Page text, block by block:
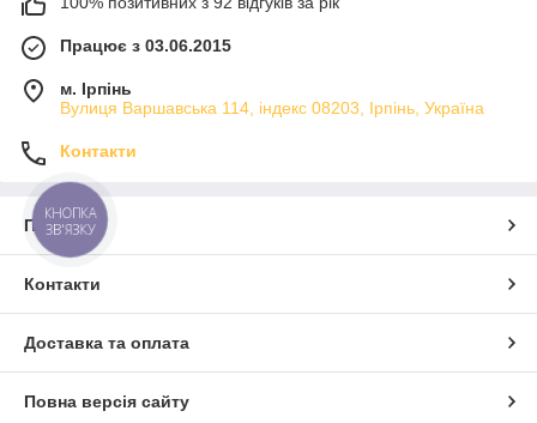
Працює з 03.06.2015
м. Ірпінь
Вулиця Варшавська 114, індекс 08203, Ірпінь, Україна
Контакти
Про нас
Контакти
Доставка та оплата
Повна версія сайту
КНОПКА
ЗВ'ЯЗКУ